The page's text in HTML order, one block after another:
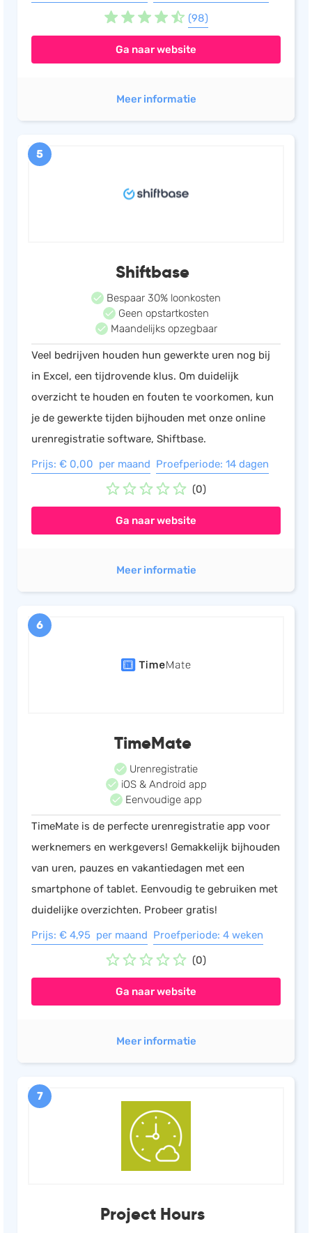
(98)
Ga naar website
Meer informatie
5
Shiftbase
Bespaar 30% loonkosten
Geen opstartkosten
Maandelijks opzegbaar
Veel bedrijven houden hun gewerkte uren nog bij
in Excel, een tijdrovende klus. Om duidelijk
overzicht te houden en fouten te voorkomen, kun
je de gewerkte tijden bijhouden met onze online
urenregistratie software, Shiftbase.
Prijs: € 0,00 per maand Proefperiode: 14 dagen
(0)
Ga naar website
Meer informatie
6
TimeMate
Urenregistratie
iOS & Android app
Eenvoudige app
TimeMate is de perfecte urenregistratie app voor
werknemers en werkgevers! Gemakkelijk bijhouden
van uren, pauzes en vakantiedagen met een
smartphone of tablet. Eenvoudig te gebruiken met
duidelijke overzichten. Probeer gratis!
Prijs: € 4,95 per maand Proefperiode: 4 weken
(0)
Ga naar website
Meer informatie
7
Project Hours